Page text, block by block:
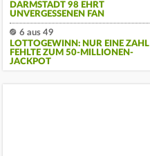
DARMSTADT 98 EHRT
UNVERGESSENEN FAN
6 aus 49
LOTTOGEWINN: NUR EINE ZAHL
FEHLTE ZUM 50-MILLIONEN-
JACKPOT